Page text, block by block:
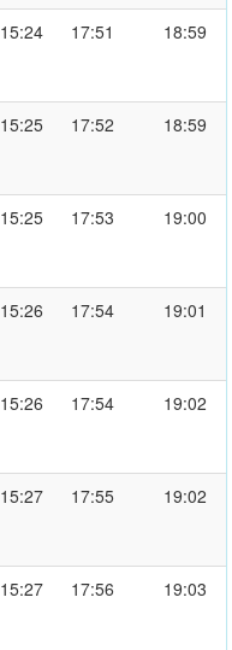
15:24 17:51 18:59
15:25 17:52 18:59
15:25 17:53 19:00
15:26 17:54 19:01
15:26 17:54 19:02
15:27 17:55 19:02
15:27 17:56 19:03